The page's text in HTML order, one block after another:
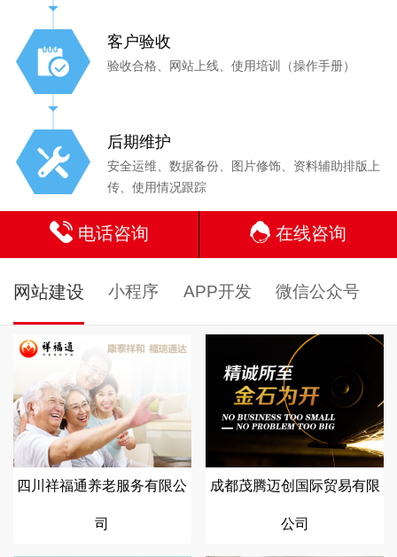
客户验收
验收合格、网站上线、使用培训（操作手册）
后期维护
安全运维、数据备份、图片修饰、资料辅助排版上
传、使用情况跟踪
电话咨询 在线咨询
网站建设 小程序 APP开发 微信公众号
四川祥福通养老服务有限公
司
成都茂腾迈创国际贸易有限
公司